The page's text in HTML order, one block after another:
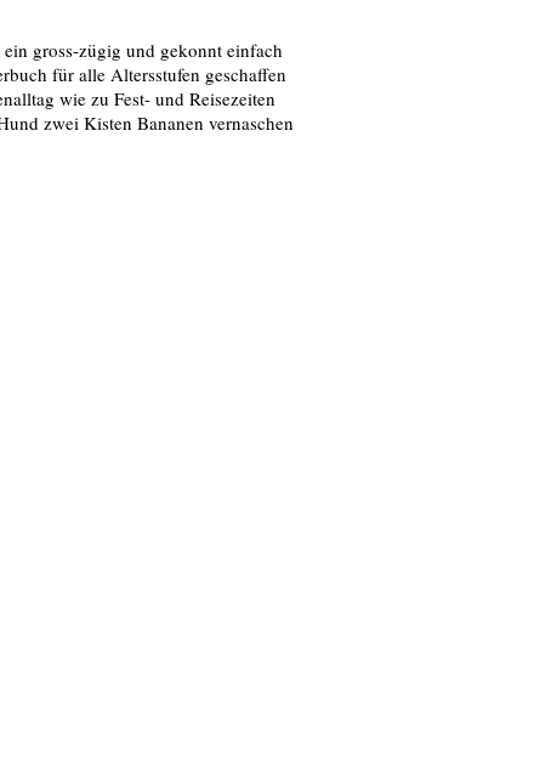
gross-zügig und gekonnt einfach
für alle Altersstufen geschaffen
wie zu Fest- und Reisezeiten
zwei Kisten Bananen vernaschen